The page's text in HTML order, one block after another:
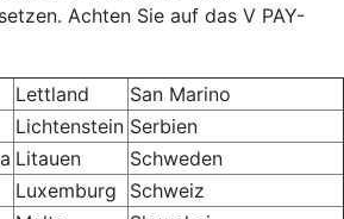
Achten Sie auf das V PAY-
Lettland
San Marino
Lichtenstein Serbien
Litauen
Schweden
Luxemburg
Schweiz